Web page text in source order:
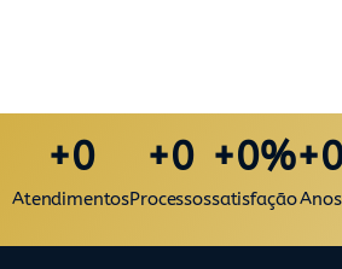
Atendimentos
+0
Processos
+0
satisfação
+0%
Anos
+